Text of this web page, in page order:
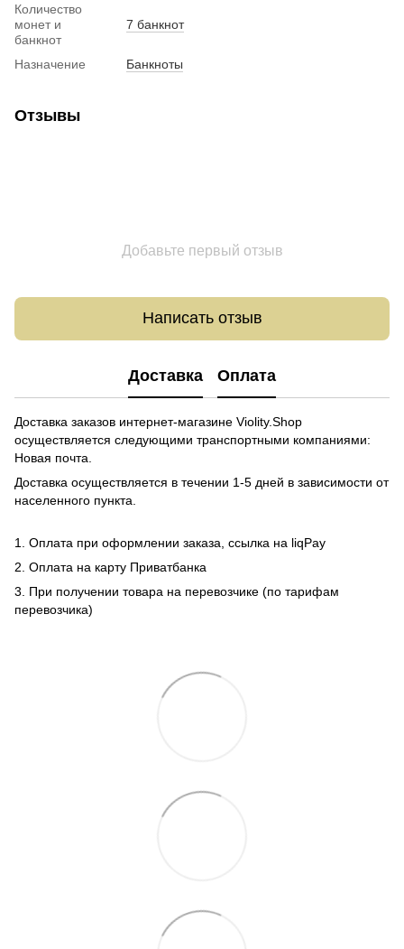
Количество
монет и
банкнот
7 банкнот
Назначение Банкноты
Отзывы
Добавьте первый отзыв
Написать отзыв
Доставка Оплата
Доставка заказов интернет-магазине Violity.Shop
осуществляется следующими транспортными компаниями:
Новая почта.
Доставка осуществляется в течении 1-5 дней в зависимости от
населенного пункта.
1. Оплата при оформлении заказа, ссылка на liqPay
2. Оплата на карту Приватбанка
3. При получении товара на перевозчике (по тарифам
перевозчика)